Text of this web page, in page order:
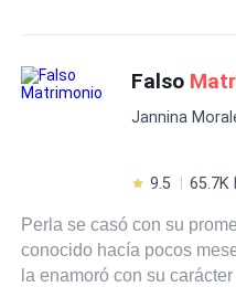
familias ambos están dispuestos a subsanar error, así
tengan que celebrar un
está furioso por esa
porque él ya conoció el
Diferencia de EdadFalso
Jannina
9.5 65.7K
Perla se casó con su
conocido hacía pocos
la enamoró con su